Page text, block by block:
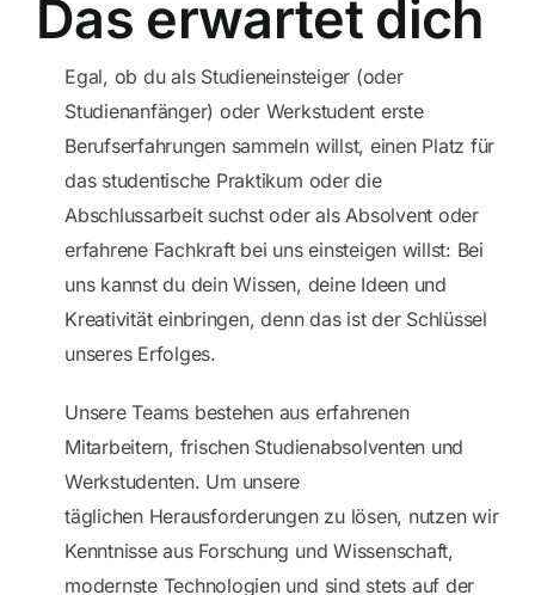
Das erwartet dich
Egal, ob du als Studieneinsteiger (oder
Studienanfänger) oder Werkstudent erste
Berufserfahrungen sammeln willst, einen Platz für
das studentische Praktikum oder die
Abschlussarbeit suchst oder als Absolvent oder
erfahrene Fachkraft bei uns einsteigen willst: Bei
uns kannst du dein Wissen, deine Ideen und
Kreativität einbringen, denn das ist der Schlüssel
unseres Erfolges.
Unsere Teams bestehen aus erfahrenen
Mitarbeitern, frischen Studienabsolventen und
Werkstudenten. Um unsere
täglichen Herausforderungen zu lösen, nutzen wir
Kenntnisse aus Forschung und Wissenschaft,
modernste Technologien und sind stets auf der